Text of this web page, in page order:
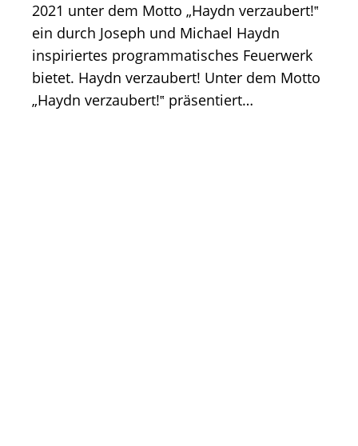
2021 unter dem Motto „Haydn ver­zaubert!‟
ein durch Joseph und Michael Haydn
inspiriertes programmatisches Feuerwerk
bietet. Haydn verzaubert! Unter dem Motto
„Haydn verzaubert!‟ präsentiert…